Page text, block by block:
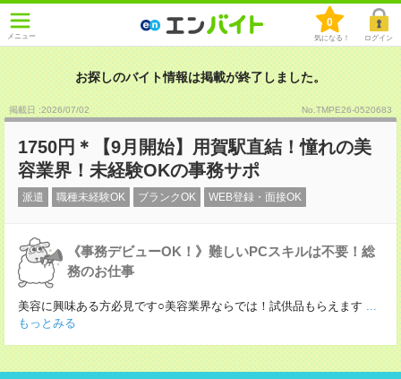
メニュー
0
気になる！ ログイン
お探しのバイト情報は掲載が終了しました。
掲載日 :2026/07/02 No.TMPE26-0520683
1750円＊【9月開始】用賀駅直結！憧れの美
容業界！未経験OKの事務サポ
派遣 職種未経験OK ブランクOK WEB登録・面接OK
《事務デビューOK！》難しいPCスキルは不要！総
務のお仕事
美容に興味ある方必見です○美容業界ならでは！試供品もらえます ...
もっとみる